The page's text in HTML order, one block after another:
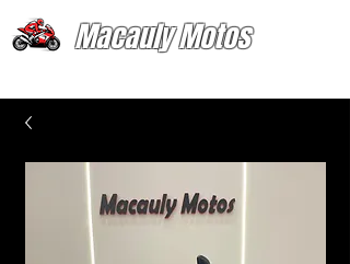
Macauly Motos